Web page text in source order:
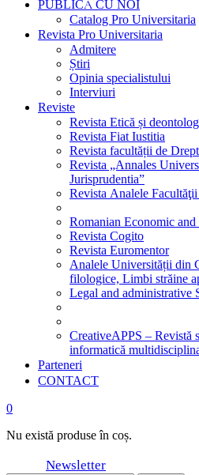
PUBLICĂ CU NOI
Catalog Pro Universitaria
Revista Pro Universitaria
Admitere
Știri
Opinia specialistului
Interviuri
Reviste
Revista Etică și
Revista Fiat Iustitia
Revista facultății de
Revista „Annales
Jurisprudentia”
Revista Analele
Romanian Economic
Revista Cogito
Revista Euromentor
Analele Universității din
filologice, Limbi străine
Legal and administrative
CreativeAPPS – Revistă
informatică
Parteneri
CONTACT
0
Nu există produse în coș.
Newsletter